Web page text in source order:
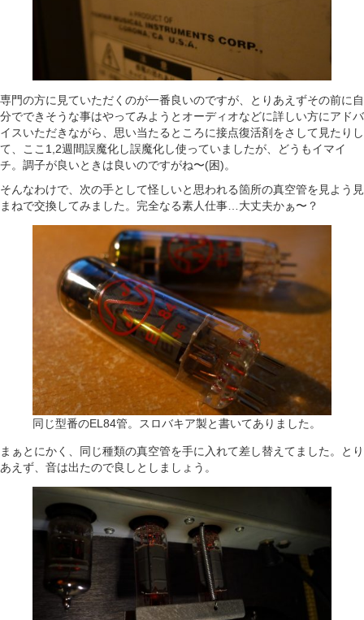
専門の方に見ていただくのが一番良いのですが、とりあえずその前に自
分でできそうな事はやってみようとオーディオなどに詳しい方にアドバ
イスいただきながら、思い当たるところに接点復活剤をさして見たりし
て、ここ1,2週間誤魔化し誤魔化し使っていましたが、どうもイマイ
チ。調子が良いときは良いのですがね〜(困)。
そんなわけで、次の手として怪しいと思われる箇所の真空管を見よう見
まねで交換してみました。完全なる素人仕事…大丈夫かぁ〜？
同じ型番のEL84管。スロバキア製と書いてありました。
まぁとにかく、同じ種類の真空管を手に入れて差し替えてました。とり
あえず、音は出たので良しとしましょう。